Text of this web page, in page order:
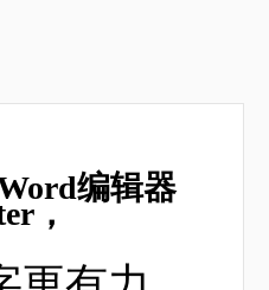
编辑器
，